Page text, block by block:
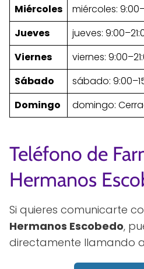
Miércoles
miércoles:
Jueves
jueves:
Viernes
viernes:
Sábado
sábado:
Domingo
domingo:
Teléfono de
Hermanos
Si quieres comunicarte
Hermanos Escobedo,
directamente llamando